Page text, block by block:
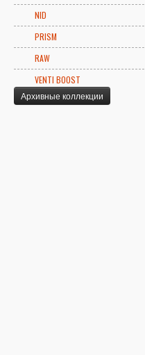
NID
PRISM
RAW
VENTI BOOST
Архивные коллекции